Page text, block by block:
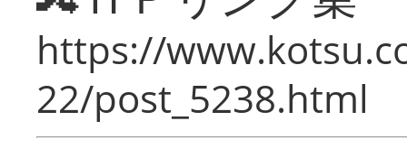
https://
22/post_5238.html